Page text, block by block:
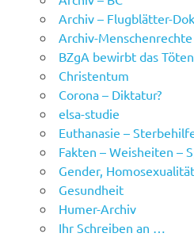
Archiv – Flugblätter-
Archiv-Menschenrechte
BZgA bewirbt das
Christentum
Corona – Diktatur?
elsa-studie
Euthanasie –
Fakten – Weisheiten –
Gender,
Gesundheit
Humer-Archiv
Ihr Schreiben an …